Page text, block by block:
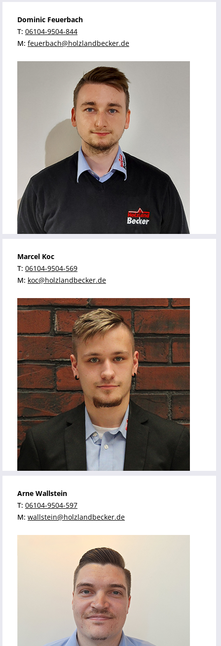
Dominic Feuerbach
T: 06104-9504-844
M: feuerbach@holzlandbecker.de
Marcel Koc
T: 06104-9504-569
M: koc@holzlandbecker.de
Arne Wallstein
T: 06104-9504-597
M: wallstein@holzlandbecker.de